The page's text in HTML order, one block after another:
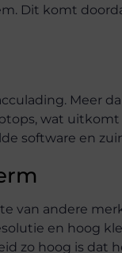
Dit komt
Meer
wat uitkomt
software en
van andere
en hoog
zo hoog is dat